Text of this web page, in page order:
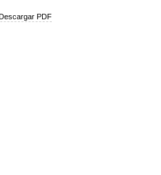
PDF